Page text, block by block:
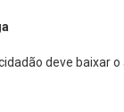
deve baixar